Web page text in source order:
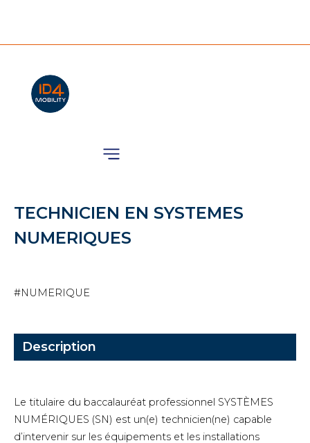
Nos Animations
TECHNICIEN EN SYSTEMES
NUMERIQUES
#NUMERIQUE
Description
Le titulaire du baccalauréat professionnel SYSTÈMES
NUMÉRIQUES (SN) est un(e) technicien(ne) capable
d’intervenir sur les équipements et les installations